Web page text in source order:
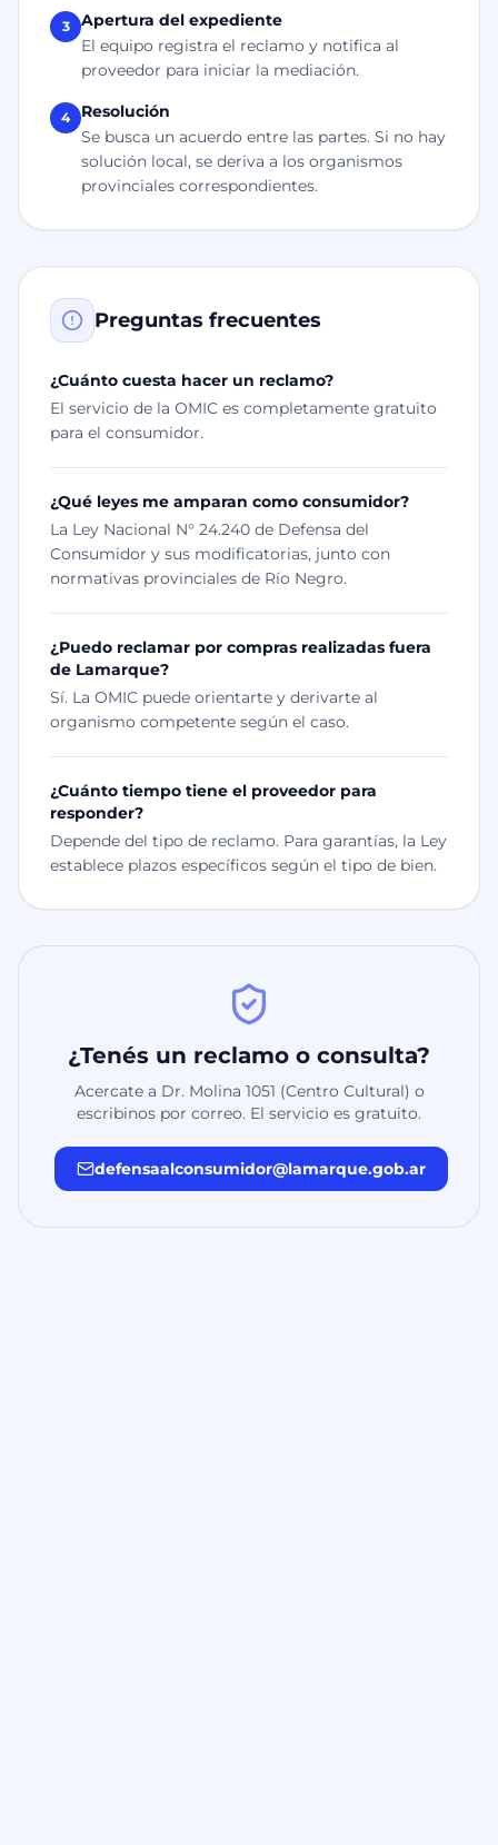
3
Apertura del expediente
El equipo registra el reclamo y notifica al
proveedor para iniciar la mediación.
4
Resolución
Se busca un acuerdo entre las partes. Si no hay
solución local, se deriva a los organismos
provinciales correspondientes.
Preguntas frecuentes
¿Cuánto cuesta hacer un reclamo?
El servicio de la OMIC es completamente gratuito
para el consumidor.
¿Qué leyes me amparan como consumidor?
La Ley Nacional N° 24.240 de Defensa del
Consumidor y sus modificatorias, junto con
normativas provinciales de Río Negro.
¿Puedo reclamar por compras realizadas fuera
de Lamarque?
Sí. La OMIC puede orientarte y derivarte al
organismo competente según el caso.
¿Cuánto tiempo tiene el proveedor para
responder?
Depende del tipo de reclamo. Para garantías, la Ley
establece plazos específicos según el tipo de bien.
¿Tenés un reclamo o consulta?
Acercate a Dr. Molina 1051 (Centro Cultural) o
escribinos por correo. El servicio es gratuito.
defensaalconsumidor@lamarque.gob.ar